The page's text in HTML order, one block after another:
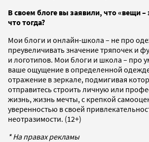
В своем блоге вы заявили, что «вещи –
что тогда?
Мои блоги и онлайн-школа – не про
преувеличивать значение тряпочек и
и логотипов. Мои блоги и школа – про
ваше ощущение в определенной
отражение в зеркале, подмигивая
отправитесь строить личную или
жизнь, жизнь мечты, с крепкой
уверенностью в своей
неотразимости. (12+)
* На правах рекламы